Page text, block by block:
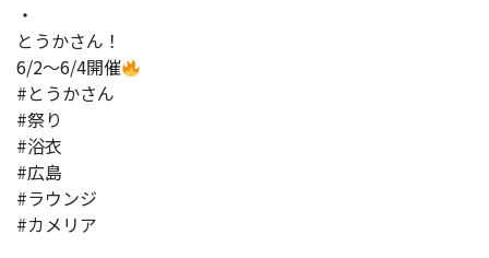
・
とうかさん！
6/2〜6/4開催
#とうかさん
#祭り
#浴衣
#広島
#ラウンジ
#カメリア